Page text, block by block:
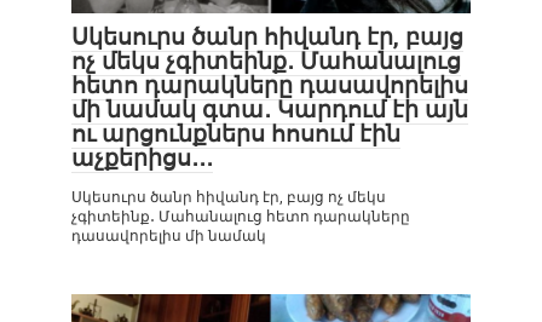
Սկեսուրս ծանր հիվանդ էր, բայց
ոչ մեկս չգիտեինք․ Մահանալուց
հետո դարակները դասավորելիս
մի նամակ գտա․ Կարդում էի այն
ու արցունքներս հոսում էին
աչքերիցս․․․
Սկեսուրս ծանր հիվանդ էր, բայց ոչ մեկս
չգիտեինք․ Մահանալուց հետո դարակները
դասավորելիս մի նամակ